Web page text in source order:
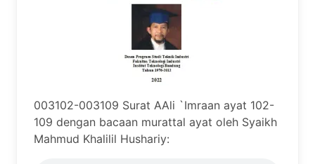
003102-003109 Surat AAli `Imraan ayat 102-
109 dengan bacaan murattal ayat oleh Syaikh
Mahmud Khalilil Hushariy: